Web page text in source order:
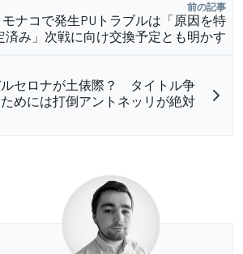
前の記事
ナコで発生PUトラブルは「原因を特
済み」次戦に向け交換予定とも明かす
セロナが土俵際？ タイトル争
めには打倒アントネッリが絶対